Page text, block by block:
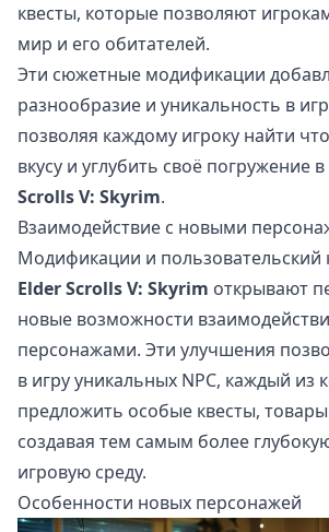
квесты, которые позволяют
мир и его обитателей.
Эти сюжетные модификации
разнообразие и уникальность в
позволяя каждому игроку найти
вкусу и углубить своё погружение
Scrolls V: Skyrim.
Взаимодействие с новыми
Модификации и пользовательский
Elder Scrolls V: Skyrim открывают
новые возможности
персонажами. Эти улучшения
в игру уникальных NPC, каждый из
предложить особые квесты, товары
создавая тем самым более
игровую среду.
Особенности новых персонажей